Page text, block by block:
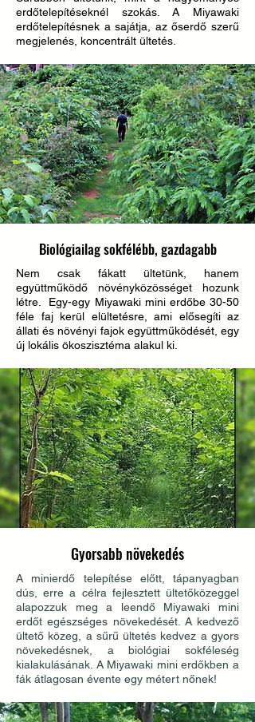
erdőtelepítéseknél szokás. A Miyawaki
erdőtelepítésnek a sajátja, az őserdő szerű
megjelenés, koncentrált ültetés.
Biológiailag sokfélébb, gazdagabb
Nem csak fákatt ültetünk, hanem
együttműködő növényközösséget hozunk
létre. Egy-egy Miyawaki mini erdőbe 30-50
féle faj kerül elültetésre, ami elősegíti az
állati és növényi fajok együttműködését, egy
új lokális ökoszisztéma alakul ki.
Gyorsabb növekedés
A minierdő telepítése előtt, tápanyagban
dús, erre a célra fejlesztett ültetőközeggel
alapozzuk meg a leendő Miyawaki mini
erdőt egészséges növekedését. A kedvező
ültető közeg, a sűrű ültetés kedvez a gyors
növekedésnek, a biológiai sokféleség
kialakulásának. A Miyawaki mini erdőkben a
fák átlagosan évente egy métert nőnek!